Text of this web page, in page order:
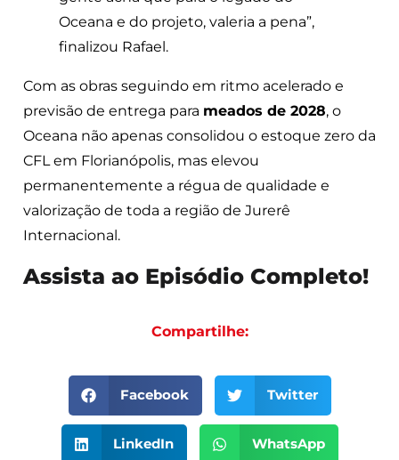
Oceana e do projeto, valeria a pena”,
finalizou Rafael.
Com as obras seguindo em ritmo acelerado e
previsão de entrega para meados de 2028, o
Oceana não apenas consolidou o estoque zero da
CFL em Florianópolis, mas elevou
permanentemente a régua de qualidade e
valorização de toda a região de Jurerê
Internacional.
Assista ao Episódio Completo!
Compartilhe:
Facebook Twitter
LinkedIn WhatsApp